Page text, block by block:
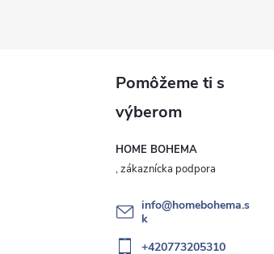
HOME BOHEMA
info@homebohema.s
k
+420773205310